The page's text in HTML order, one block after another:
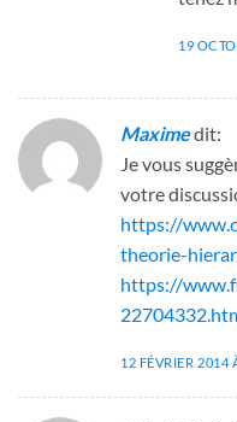
19
Maximedit:
Je vous
votre
https://
theorie-
https://
12 FÉVRIER 2014